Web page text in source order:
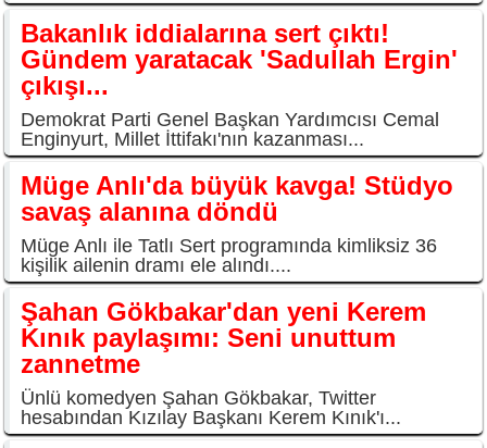
Bakanlık iddialarına sert çıktı!
Gündem yaratacak 'Sadullah Ergin'
çıkışı...
Demokrat Parti Genel Başkan Yardımcısı Cemal
Enginyurt, Millet İttifakı'nın kazanması...
Müge Anlı'da büyük kavga! Stüdyo
savaş alanına döndü
Müge Anlı ile Tatlı Sert programında kimliksiz 36
kişilik ailenin dramı ele alındı....
Şahan Gökbakar'dan yeni Kerem
Kınık paylaşımı: Seni unuttum
zannetme
Ünlü komedyen Şahan Gökbakar, Twitter
hesabından Kızılay Başkanı Kerem Kınık'ı...